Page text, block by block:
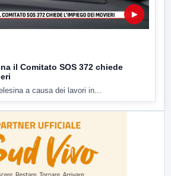
▶
il Comitato SOS 372 chiede
a causa dei lavori in...